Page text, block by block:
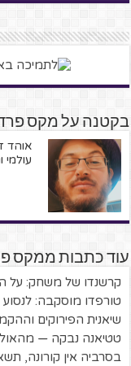
בקטנה על מקס
אוהד
עולמי
עוד כתבות ממקס
קרשנדו של משחק: על
טורפדו מוסקבה: לנסוע
שיאנית הפירוקים
טטיאנה נבקה —
בסרביה אין קורונה,